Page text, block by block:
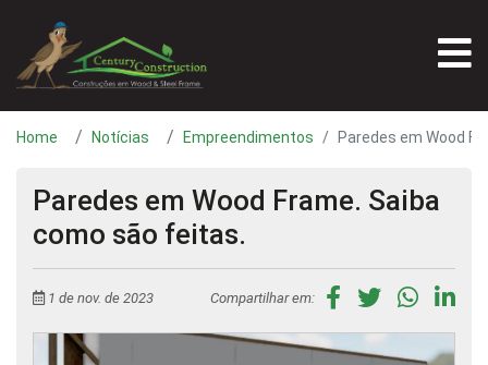
Home Notícias Empreendimentos Paredes em Wood
Paredes em Wood Frame. Saiba
como são feitas.
1 de nov. de 2023 Compartilhar em: